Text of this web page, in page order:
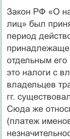
Закон РФ «О
лиц» был
период
отдель­ным
это налоги с
владельцев
гг.
Сюда же
(платеж